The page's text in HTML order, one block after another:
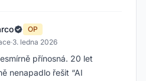
OP
·3. ledna 2026
přínosná. 20 let
nenapadlo řešit “AI